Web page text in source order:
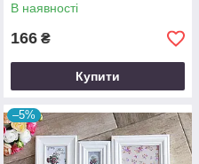
В наявності
166 ₴
Купити
–5%